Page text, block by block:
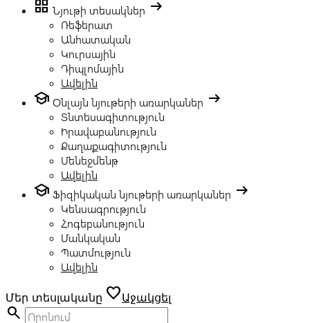
grid_view Նյութի տեսակներ arrow_right_alt
Ռեֆերատ
Անհատական
Կուրսային
Դիպլոմային
Ավելին
school Օնլայն նյութերի առարկաներ arrow_right_alt
Տնտեսագիտություն
Իրավաբանություն
Քաղաքագիտություն
Մենեջմենթ
Ավելին
school Ֆիզիկական նյութերի առարկաներ arrow_right_alt
Կենսագրություն
Հոգեբանություն
Մանկական
Պատմություն
Ավելին
Մեր տեսլականը favoriteԱջակցել
search